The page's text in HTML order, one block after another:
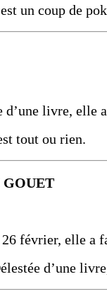
un coup de
d’une livre, elle
tout ou rien.
GOUET
février, elle a
d’une